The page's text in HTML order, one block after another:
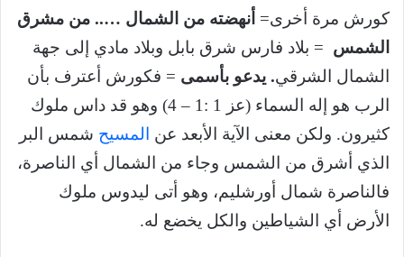
كورش مرة أخرى= أنهضته من الشمال ….. من مشرق
الشمس = بلاد فارس شرق بابل وبلاد مادي إلى جهة
الشمال الشرقي. يدعو بأسمى = فكورش أعترف بأن
الرب هو إله السماء (عز 1 :1 – 4) وهو قد داس ملوك
كثيرون. ولكن معنى الآية الأبعد عن
المسيح شمس البر
الذي أشرق من الشمس وجاء من الشمال أي الناصرة،
فالناصرة شمال أورشليم، وهو أتى ليدوس ملوك
الأرض أي الشياطين والكل يخضع له.